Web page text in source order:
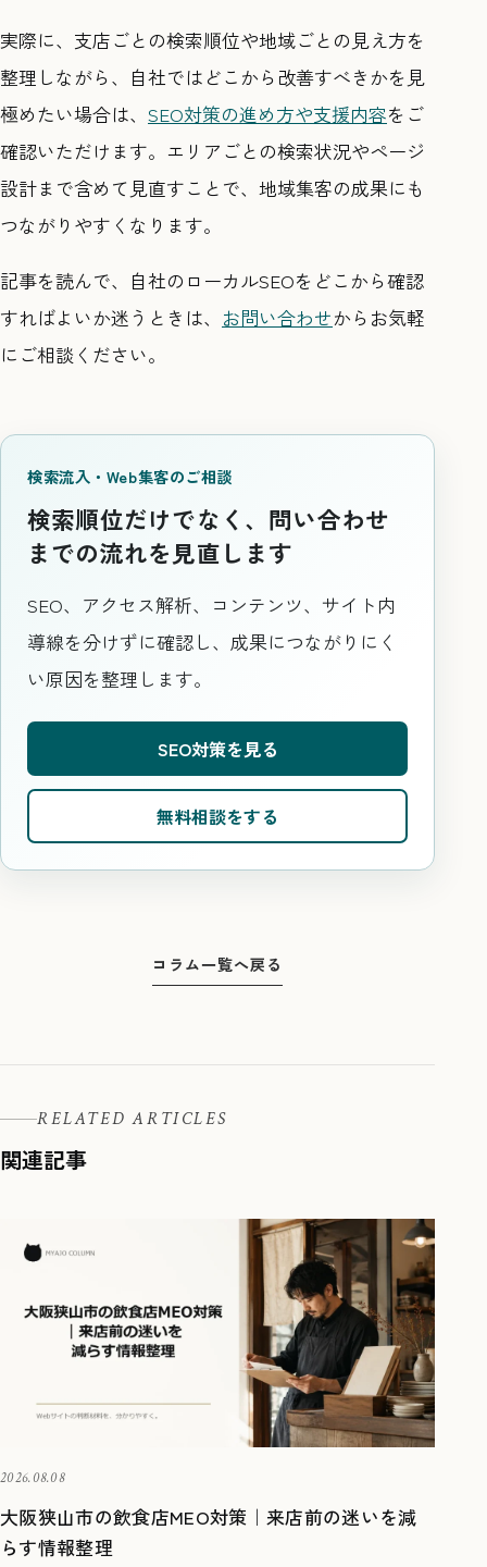
実際に、支店ごとの検索順位や地域ごとの見え方を
整理しながら、自社ではどこから改善すべきかを見
極めたい場合は、 SEO対策の進め方や支援内容をご
確認いただけます。エリアごとの検索状況やページ
設計まで含めて見直すことで、地域集客の成果にも
つながりやすくなります。
記事を読んで、自社のローカルSEOをどこから確認
すればよいか迷うときは、 お問い合わせからお気軽
にご相談ください。
検索流入・Web集客のご相談
検索順位だけでなく、問い合わせ
までの流れを見直します
SEO、アクセス解析、コンテンツ、サイト内
導線を分けずに確認し、成果につながりにく
い原因を整理します。
SEO対策を見る
無料相談をする
コラム一覧へ戻る
RELATED ARTICLES
関連記事
2026.08.08
大阪狭山市の飲食店MEO対策｜来店前の迷いを減
らす情報整理